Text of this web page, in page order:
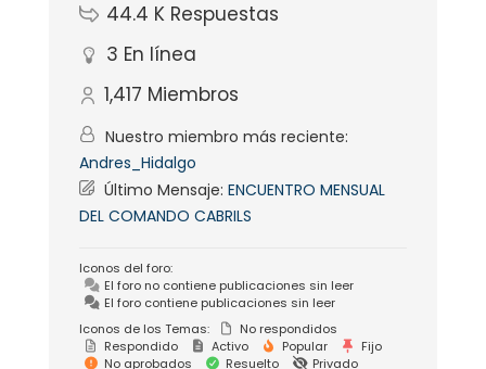
44.4 K Respuestas
3 En línea
1,417 Miembros
Nuestro miembro más reciente:
Andres_Hidalgo
Último Mensaje: ENCUENTRO MENSUAL
DEL COMANDO CABRILS
Iconos del foro:
El foro no contiene publicaciones sin leer
El foro contiene publicaciones sin leer
Iconos de los Temas:
No respondidos
Respondido
Activo Popular
Fijo
No aprobados
Resuelto
Privado